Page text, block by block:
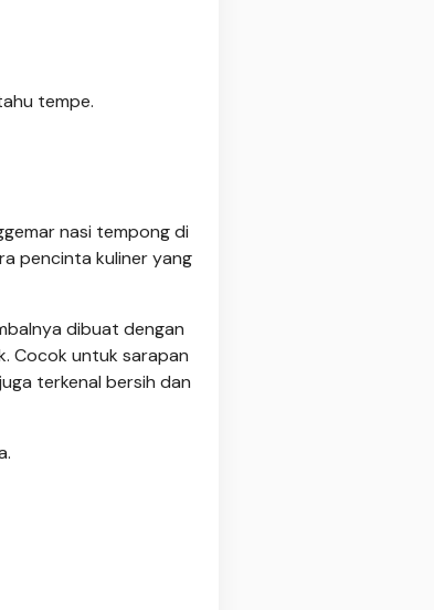
tempe.
nasi tempong di
pencinta kuliner yang
dibuat dengan
Cocok untuk sarapan
terkenal bersih dan